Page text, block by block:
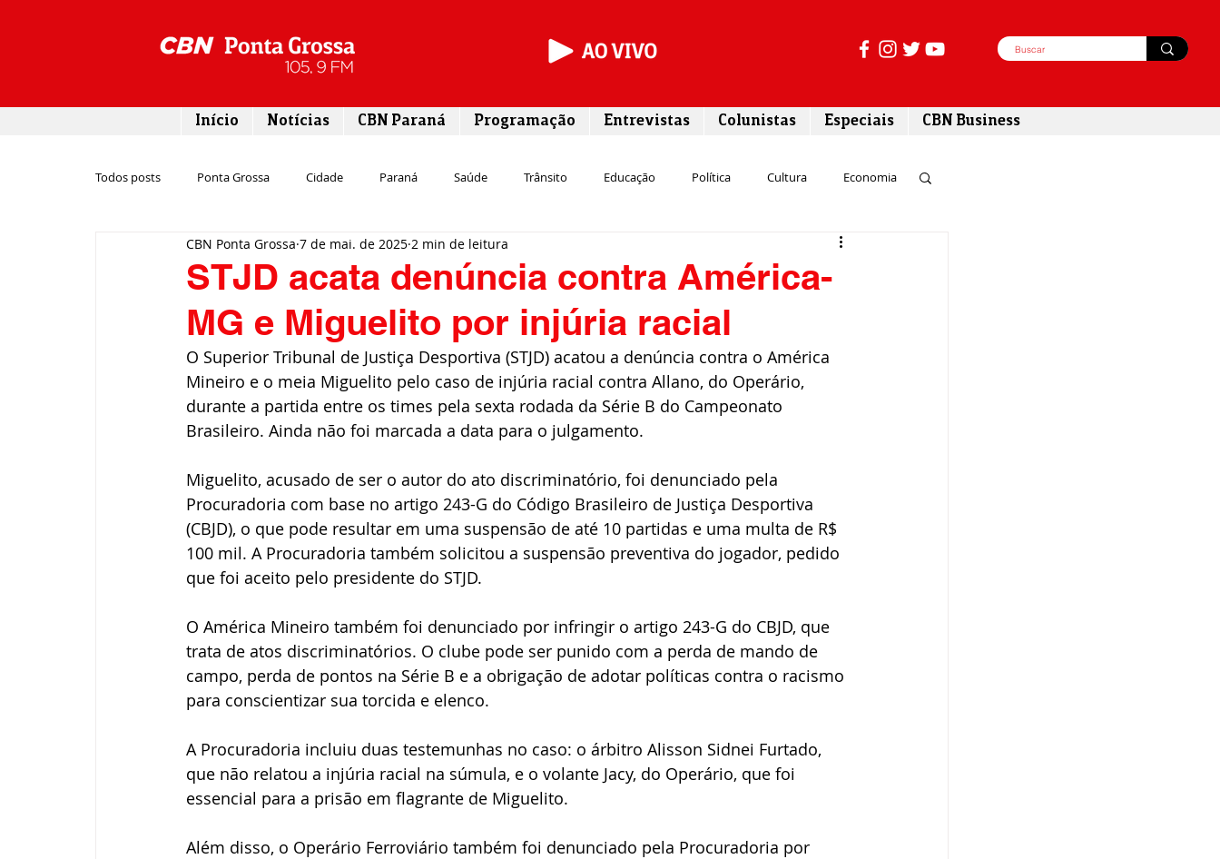
Início Notícias CBN Paraná Programação Entrevistas Colunistas Especiais CBN Business
Todos posts Ponta Grossa Cidade Paraná Saúde Trânsito Educação Política Cultura Economia
Emprego Campos Gerais Segurança Entrevista
Rodovias Agronegócio Meio ambiente Comunicação Empreendedorismo
Polícia Cultura
STJD acata denúncia contra América-
MG e Miguelito por injúria racial
CBN Ponta Grossa 7 de mai. de 2025 2 min de leitura
O Superior Tribunal de Justiça Desportiva (STJD) acatou a denúncia contra o América
Mineiro e o meia Miguelito pelo caso de injúria racial contra Allano, do Operário,
durante a partida entre os times pela sexta rodada da Série B do Campeonato
Brasileiro. Ainda não foi marcada a data para o julgamento.
Miguelito, acusado de ser o autor do ato discriminatório, foi denunciado pela
Procuradoria com base no artigo 243-G do Código Brasileiro de Justiça Desportiva
(CBJD), o que pode resultar em uma suspensão de até 10 partidas e uma multa de R$
100 mil. A Procuradoria também solicitou a suspensão preventiva do jogador, pedido
que foi aceito pelo presidente do STJD.
O América Mineiro também foi denunciado por infringir o artigo 243-G do CBJD, que
trata de atos discriminatórios. O clube pode ser punido com a perda de mando de
campo, perda de pontos na Série B e a obrigação de adotar políticas contra o racismo
para conscientizar sua torcida e elenco.
A Procuradoria incluiu duas testemunhas no caso: o árbitro Alisson Sidnei Furtado,
que não relatou a injúria racial na súmula, e o volante Jacy, do Operário, que foi
essencial para a prisão em flagrante de Miguelito.
Além disso, o Operário Ferroviário também foi denunciado pela Procuradoria por